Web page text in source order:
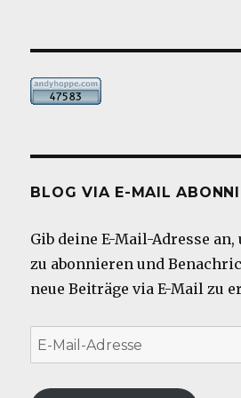
BLOG VIA E-MAIL
Gib deine E-Mail-Adresse
zu abonnieren und
neue Beiträge via E-Mail zu
E-
Mail-
Adresse